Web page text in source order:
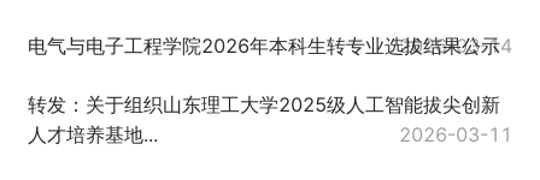
电气与电子工程学院2026年本科生转专业选拔结果公示
2026-03-14
转发：关于组织山东理工大学2025级人工智能拔尖创新
人才培养基地...
2026-03-11